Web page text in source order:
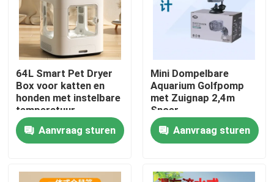
Thuis
Producten
64L Smart Pet Dryer
Box voor katten en
honden met instelbare
temperatuur
Aanvraag sturen
Mini Dompelbare
Aquarium Golfpomp
met Zuignap 2,4m
Snoer
Aanvraag sturen